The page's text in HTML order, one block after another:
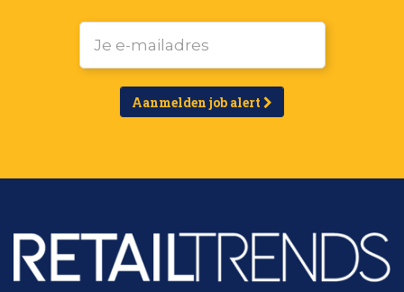
Aanmelden job alert